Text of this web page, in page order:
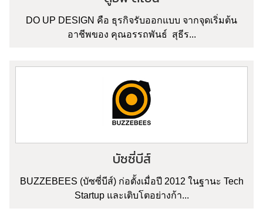
DO UP DESIGN คือ ธุรกิจรับออกแบบ จากจุดเริ่มต้น
อาชีพของ คุณอรรถพันธ์ สุธีร...
บัซซี่บีส์
BUZZEBEES (บัซซี่บีส์) ก่อตั้งเมื่อปี 2012 ในฐานะ Tech
Startup และเติบโตอย่างก้า...